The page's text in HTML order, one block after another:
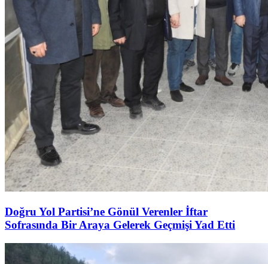
Doğru Yol Partisi’ne Gönül Verenler İftar
Sofrasında Bir Araya Gelerek Geçmişi Yad Etti